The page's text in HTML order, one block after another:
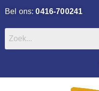
Bel ons:0416-700241